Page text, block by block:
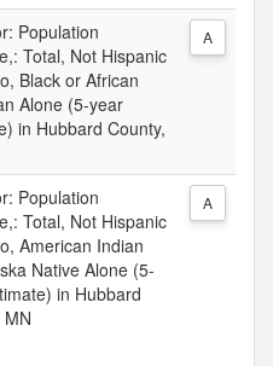
Population
Total, Not Hispanic
Black or African
Alone (5-year
in Hubbard County,
A
Population
Total, Not Hispanic
American Indian
Native Alone (5-
in Hubbard
A